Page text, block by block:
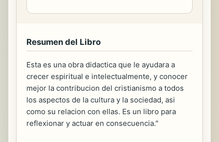
Resumen del Libro
Esta es una obra didactica que le ayudara a
crecer espiritual e intelectualmente, y conocer
mejor la contribucion del cristianismo a todos
los aspectos de la cultura y la sociedad, asi
como su relacion con ellas. Es un libro para
reflexionar y actuar en consecuencia."